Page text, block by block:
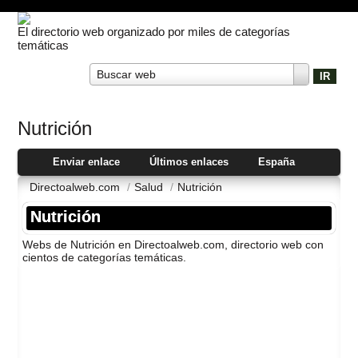
El directorio web organizado por miles de categorías
temáticas
Buscar web
Nutrición
Enviar enlace Últimos enlaces España
Directoalweb.com / Salud / Nutrición
Nutrición
Webs de Nutrición en Directoalweb.com, directorio web con
cientos de categorí­as temáticas.